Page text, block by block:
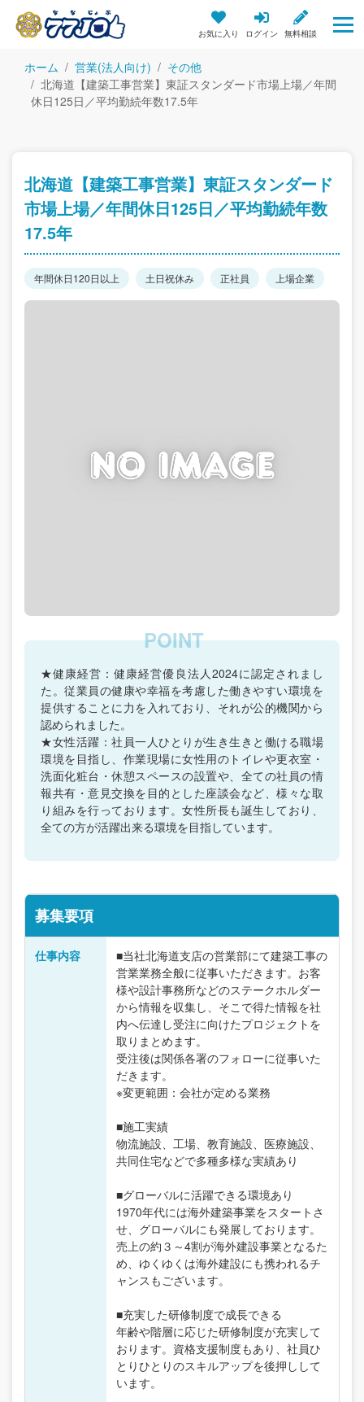
お気に入り ログイン 無料相談
ホーム 営業(法人向け)
その他
北海道【建築工事営業】東証スタンダード市場上場／年間
休日125日／平均勤続年数17.5年
北海道【建築工事営業】東証スタンダード
市場上場／年間休日125日／平均勤続年数
17.5年
年間休日120日以上 土日祝休み 正社員 上場企業
★健康経営：健康経営優良法人2024に認定されまし
た。従業員の健康や幸福を考慮した働きやすい環境を
提供することに力を入れており、それが公的機関から
認められました。
★女性活躍：社員一人ひとりが生き生きと働ける職場
環境を目指し、作業現場に女性用のトイレや更衣室・
洗面化粧台・休憩スペースの設置や、全ての社員の情
報共有・意見交換を目的とした座談会など、様々な取
り組みを行っております。女性所長も誕生しており、
全ての方が活躍出来る環境を目指しています。
募集要項
仕事内容
■当社北海道支店の営業部にて建築工事の
営業業務全般に従事いただきます。お客
様や設計事務所などのステークホルダー
から情報を収集し、そこで得た情報を社
内へ伝達し受注に向けたプロジェクトを
取りまとめます。
受注後は関係各署のフォローに従事いた
だきます。
※変更範囲：会社が定める業務
■施工実績
物流施設、工場、教育施設、医療施設、
共同住宅などで多種多様な実績あり
■グローバルに活躍できる環境あり
1970年代には海外建築事業をスタートさ
せ、グローバルにも発展しております。
売上の約３～4割が海外建設事業となるた
め、ゆくゆくは海外建設にも携われるチ
ャンスもございます。
■充実した研修制度で成長できる
年齢や階層に応じた研修制度が充実して
おります。資格支援制度もあり、社員ひ
とりひとりのスキルアップを後押しして
います。